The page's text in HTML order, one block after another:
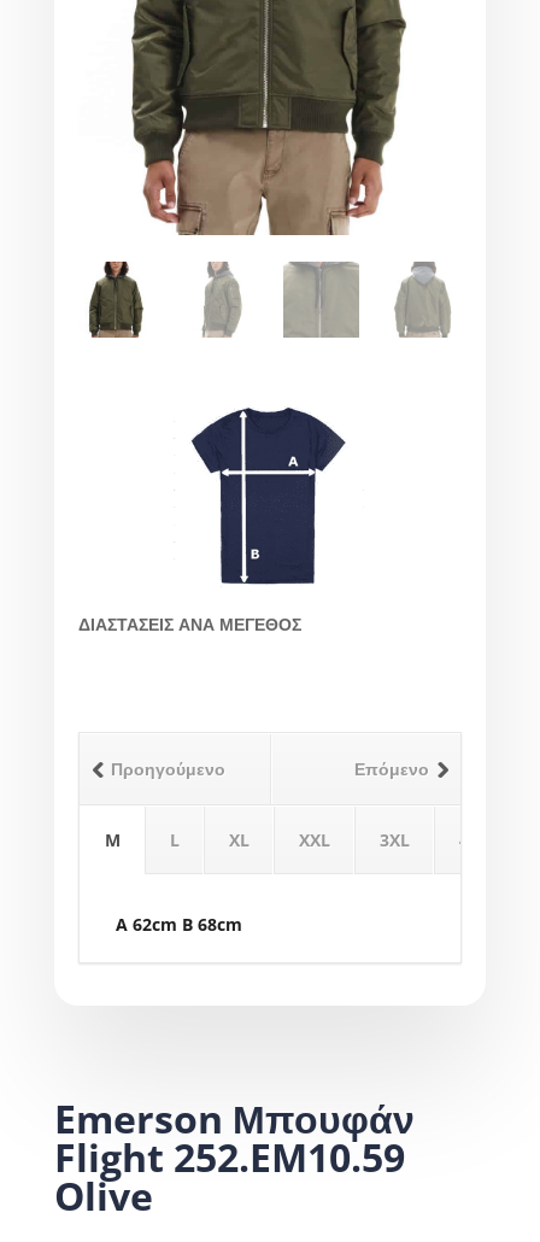
ΔΙΑΣΤΑΣΕΙΣ ΑΝΑ ΜΕΓΕΘΟΣ
Επόμενο
Προηγούμενο
M L XL XXL 3XL 4XL
A 62cm B 68cm
Emerson Μπουφάν
Flight 252.EM10.59
Olive